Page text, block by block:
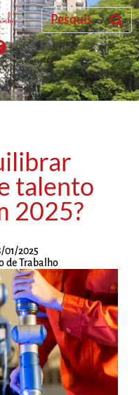
talento
2025?
01/2025
de Trabalho